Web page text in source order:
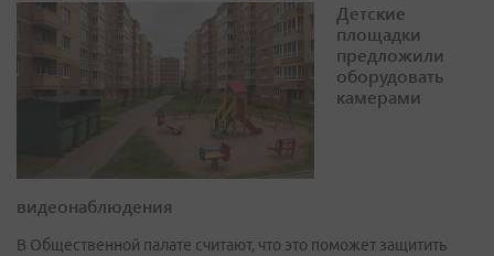
Детские
площадки
предложили
оборудовать
камерами
видеонаблюдения
В Общественной палате считают, что это поможет защитить